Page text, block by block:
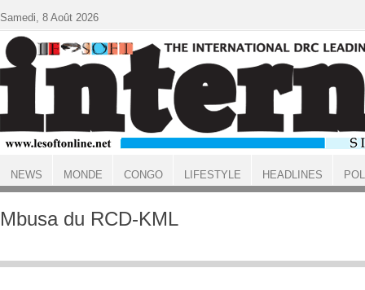
ACCUEIL
Mbusa du RCD-KML
Samedi, 8 Août 2026
NEWS MONDE CONGO LIFESTYLE HEADLINES